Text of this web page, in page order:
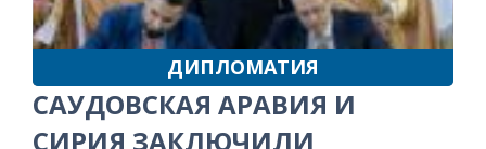
ДИПЛОМАТИЯ
САУДОВСКАЯ АРАВИЯ И
СИРИЯ ЗАКЛЮЧИЛИ